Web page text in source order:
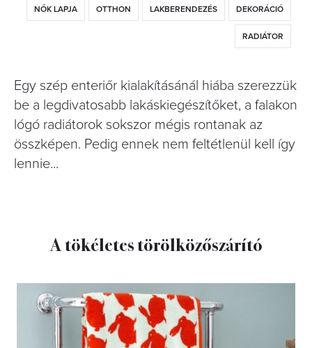
NŐK LAPJA OTTHON LAKBERENDEZÉS DEKORÁCIÓ
RADIÁTOR
Egy szép enteriőr kialakításánál hiába szerezzük
be a legdivatosabb lakáskiegészítőket, a falakon
lógó radiátorok sokszor mégis rontanak az
összképen. Pedig ennek nem feltétlenül kell így
lennie...
A tökéletes törölközőszárító